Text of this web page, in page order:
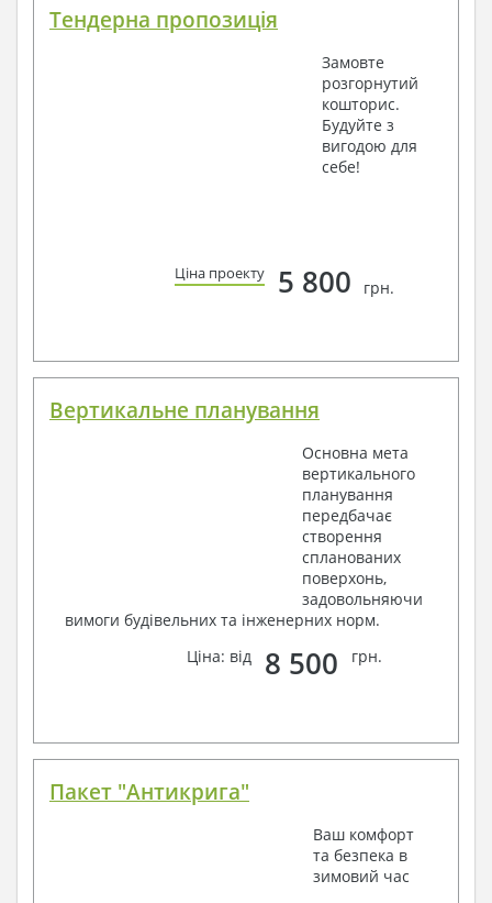
Тендерна пропозиція
Замовте
розгорнутий
кошторис.
Будуйте з
вигодою для
себе!
Ціна проекту 5 800 грн.
Вертикальне планування
Основна мета
вертикального
планування
передбачає
створення
спланованих
поверхонь,
задовольняючи
вимоги будівельних та інженерних норм.
Ціна: від
8 500 грн.
Пакет "Антикрига"
Ваш комфорт
та безпека в
зимовий час